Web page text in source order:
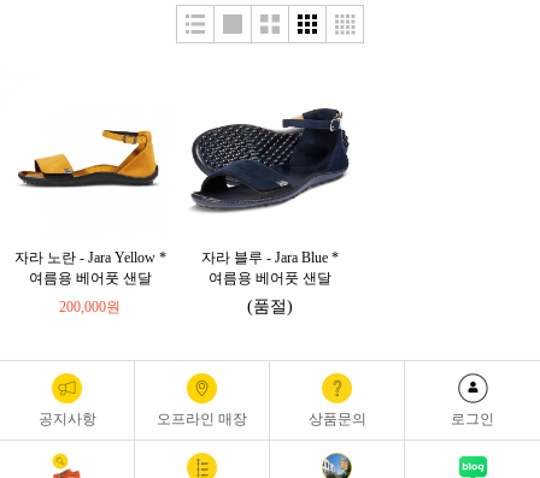
자라 노란 - Jara Yellow *
여름용 베어풋 샌달
200,000원
자라 블루 - Jara Blue *
여름용 베어풋 샌달
(품절)
공지사항 오프라인 매장 상품문의 로그인